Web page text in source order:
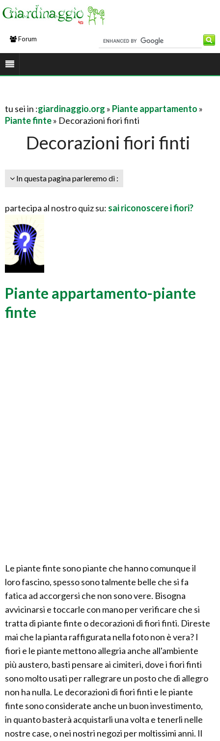
Forum
tu sei in :giardinaggio.org » Piante appartamento »
Piante finte» Decorazioni fiori finti
Decorazioni fiori finti
In questa pagina parleremo di :
partecipa al nostro quiz su: sai riconoscere i fiori?
Piante appartamento-piante
finte
Le piante finte sono piante che hanno comunque il
loro fascino, spesso sono talmente belle che si fa
fatica ad accorgersi che non sono vere. Bisogna
avvicinarsi e toccarle con mano per verificare che si
tratta di piante finte o decorazioni di fiori finti. Direste
mai che la pianta raffigurata nella foto non è vera? I
fiori e le piante mettono allegria anche all'ambiente
più austero, basti pensare ai cimiteri, dove i fiori finti
sono molto usati per rallegrare un posto che di allegro
non ha nulla. Le decorazioni di fiori finti e le piante
finte sono considerate anche un buon investimento,
in quanto basterà acquistarli una volta e tenerli nelle
nostre case, o nei nostri negozi per moltissimi anni. Il